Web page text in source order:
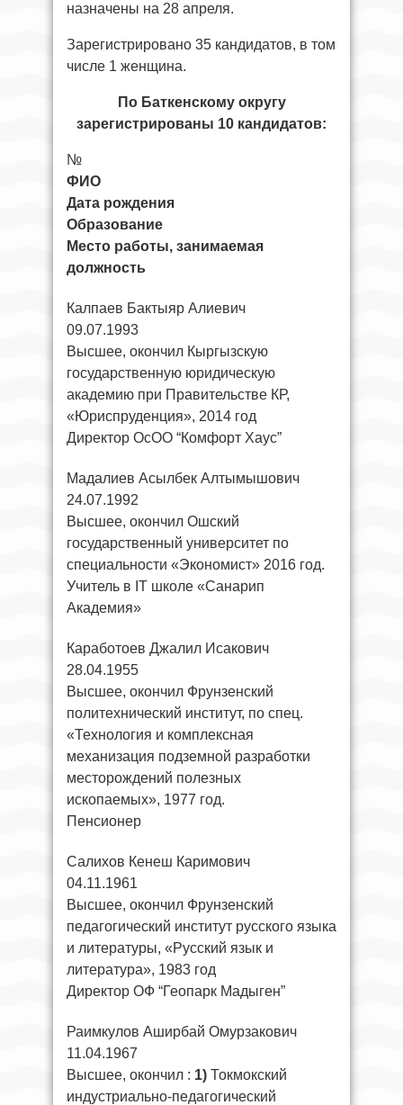
назначены на 28 апреля.
Зарегистрировано 35 кандидатов, в том
числе 1 женщина.
По Баткенскому округу
зарегистрированы 10 кандидатов:
№
ФИО
Дата рождения
Образование
Место работы, занимаемая
должность
Калпаев Бактыяр Алиевич
09.07.1993
Высшее, окончил Кыргызскую
государственную юридическую
академию при Правительстве КР,
«Юриспруденция», 2014 год
Директор ОсОО “Комфорт Хаус”
Мадалиев Асылбек Алтымышович
24.07.1992
Высшее, окончил Ошский
государственный университет по
специальности «Экономист» 2016 год.
Учитель в IT школе «Санарип
Академия»
Каработоев Джалил Исакович
28.04.1955
Высшее, окончил Фрунзенский
политехнический институт, по спец.
«Технология и комплексная
механизация подземной разработки
месторождений полезных
ископаемых», 1977 год.
Пенсионер
Салихов Кенеш Каримович
04.11.1961
Высшее, окончил Фрунзенский
педагогический институт русского языка
и литературы, «Русский язык и
литература», 1983 год
Директор ОФ “Геопарк Мадыген”
Раимкулов Аширбай Омурзакович
11.04.1967
Высшее, окончил : 1) Токмокский
индустриально-педагогический